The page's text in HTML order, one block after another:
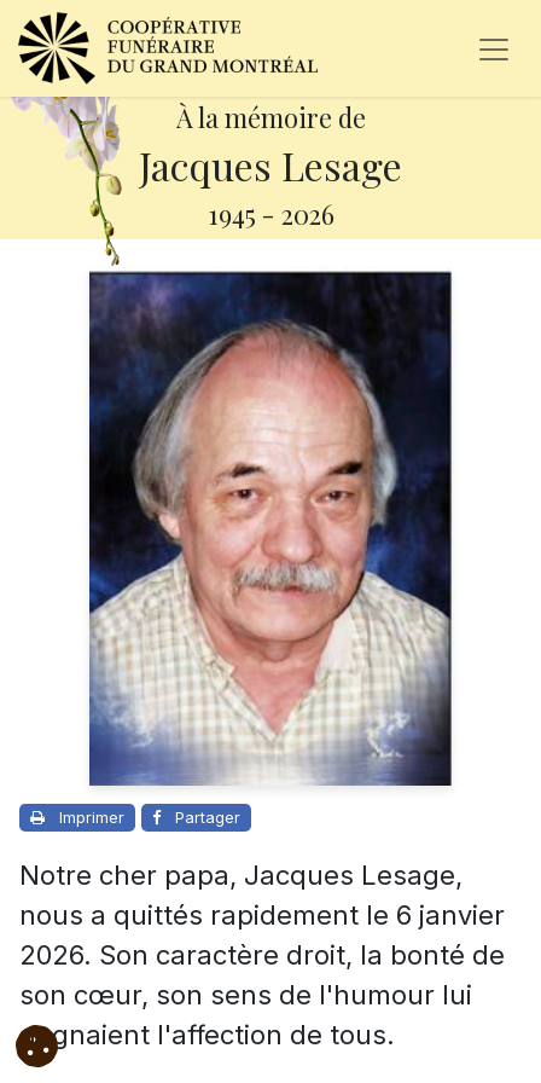
À la mémoire de
Jacques Lesage
1945 - 2026
Imprimer Partager
Notre cher papa, Jacques Lesage,
nous a quittés rapidement le 6 janvier
2026. Son caractère droit, la bonté de
son cœur, son sens de l'humour lui
gagnaient l'affection de tous.